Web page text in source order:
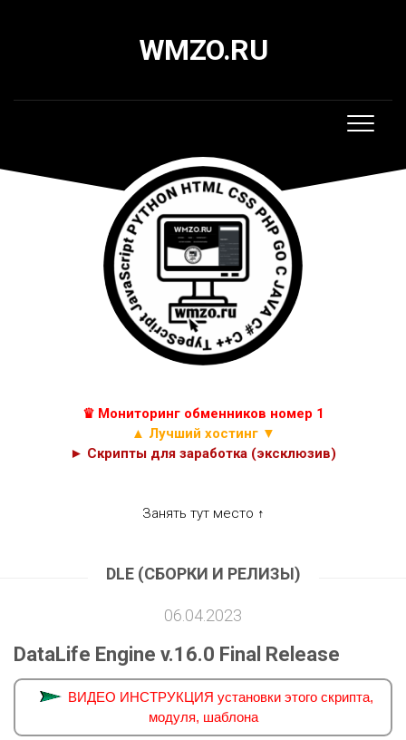
WMZO.RU
♛ Мониторинг обменников номер 1
▲ Лучший хостинг ▼
► Скрипты для заработка (эксклюзив)
Занять тут место ↑
DLE (СБОРКИ И РЕЛИЗЫ)
06.04.2023
DataLife Engine v.16.0 Final Release
ВИДЕО ИНСТРУКЦИЯ установки этого скрипта,
модуля, шаблона